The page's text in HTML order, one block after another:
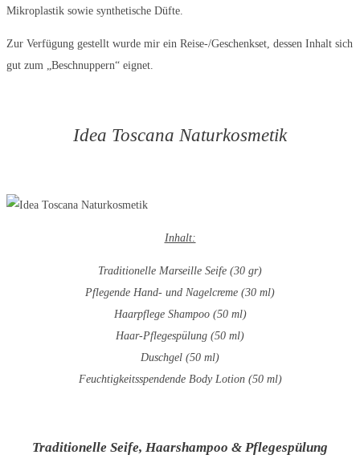
Mikroplastik sowie synthetische Düfte.
Zur Verfügung gestellt wurde mir ein Reise-/Geschenkset, dessen Inhalt sich
gut zum „Beschnuppern“ eignet.
Idea Toscana Naturkosmetik
Inhalt:
Traditionelle Marseille Seife (30 gr)
Pflegende Hand- und Nagelcreme (30 ml)
Haarpflege Shampoo (50 ml)
Haar-Pflegespülung (50 ml)
Duschgel (50 ml)
Feuchtigkeitsspendende Body Lotion (50 ml)
Traditionelle Seife, Haarshampoo & Pflegespülung